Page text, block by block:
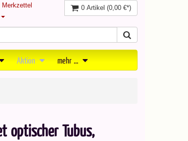
Merkzettel
0 Artikel (0,00 €*)
Aktion mehr ...
optischer Tubus,